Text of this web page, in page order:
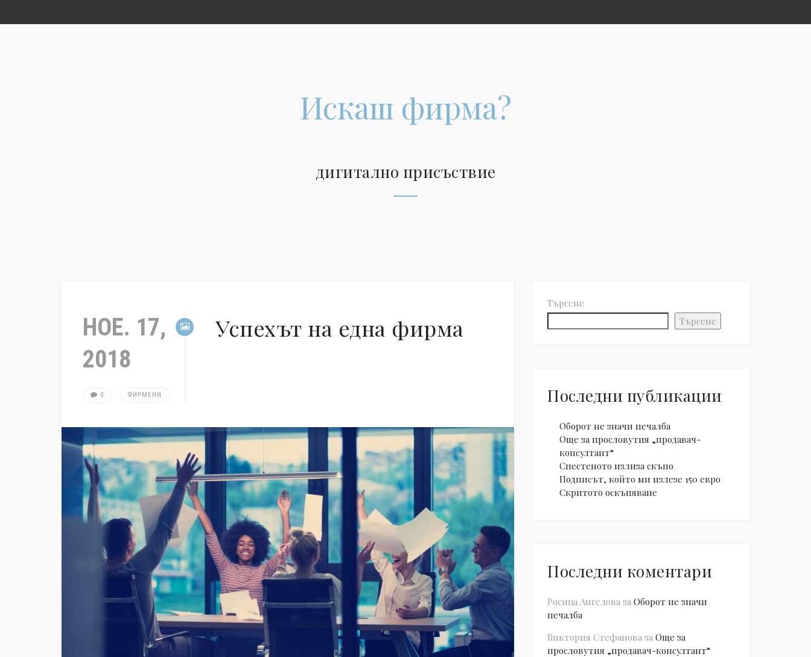
Искаш фирма?
дигитално присъствие
НОЕ. 17,
2018
0 ФИРМЕНИ
Успехът на една фирма
Търсене
Търсене
Последни публикации
Оборот не значи печалба
Още за прословутия „продавач-
консултант“
Спестеното излиза скъпо
Подписът, който ми излезе 150 евро
Скритото оскъпяване
Последни коментари
Росица Ангелова за Оборот не значи
печалба
Виктория Стефанова за Още за
прословутия „продавач-консултант“